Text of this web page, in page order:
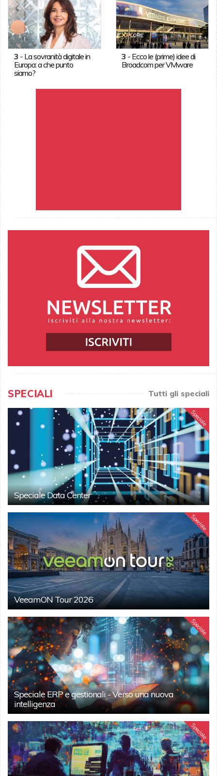
3 - La sovranità digitale in
Europa: a che punto
siamo?
3 - Ecco le (prime) idee di
Broadcom per VMware
SPECIALI Tutti gli speciali
Speciale
Speciale Data Center
Speciale
VeeamON Tour 2026
Speciale
Speciale ERP e gestionali - Verso una nuova
intelligenza
Speciale